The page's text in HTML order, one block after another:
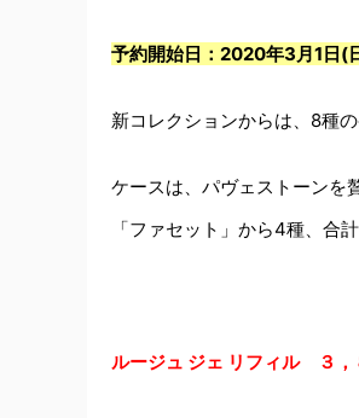
予約開始日：2020年3月1日(
新コレクションからは、8種
ケースは、パヴェストーンを
「ファセット」から4種、合
ルージュ ジェ リフィル ３，